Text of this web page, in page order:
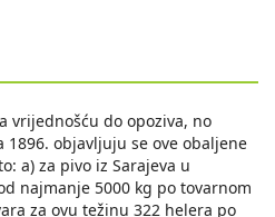
vrijednošću do opoziva, no
objavljuju se ove obaljene
a) za pivo iz Sarajeva u
najmanje 5000 kg po tovarnom
za ovu težinu 322 helera po